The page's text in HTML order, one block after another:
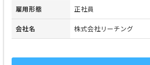
雇用形態 正社員
会社名 株式会社リーチング